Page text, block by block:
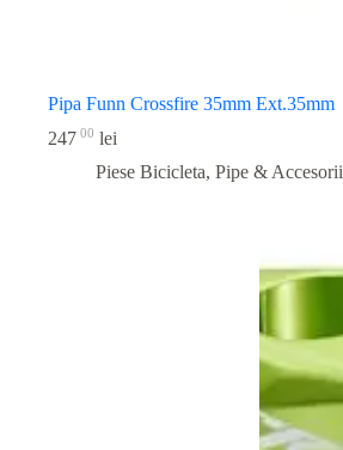
Pipa Funn Crossfire 35mm Ext.35mm
247 00 lei
Piese Bicicleta, Pipe & Accesorii